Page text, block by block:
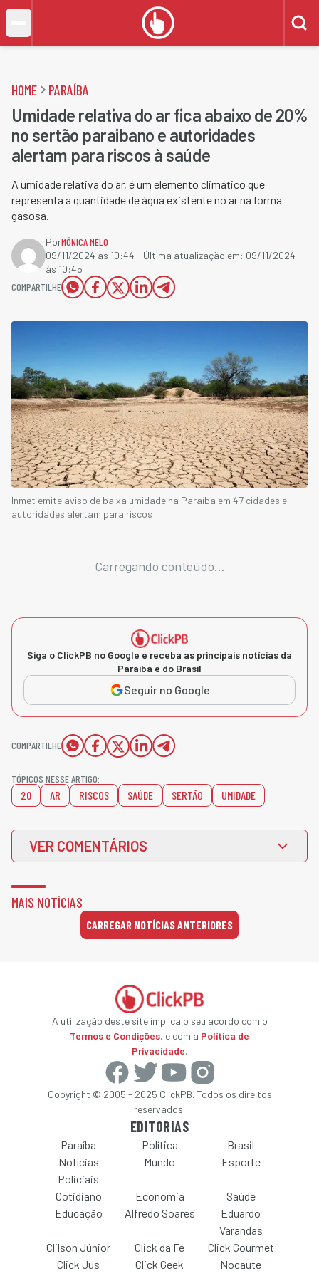
HOME PARAÍBA
Umidade relativa do ar fica abaixo de 20%
no sertão paraibano e autoridades
alertam para riscos à saúde
A umidade relativa do ar, é um elemento climático que
representa a quantidade de água existente no ar na forma
gasosa.
PorMÔNICA MELO
09/11/2024 às 10:44 - Última atualização em: 09/11/2024
às 10:45
COMPARTILHE
Inmet emite aviso de baixa umidade na Paraíba em 47 cidades e
autoridades alertam para riscos
Carregando conteúdo...
Siga o ClickPB no Google e receba as principais notícias da
Paraíba e do Brasil
Seguir no Google
COMPARTILHE
TÓPICOS NESSE ARTIGO:
20 AR RISCOS SAÚDE SERTÃO UMIDADE
VER COMENTÁRIOS
MAIS NOTÍCIAS
CARREGAR NOTÍCIAS ANTERIORES
A utilização deste site implica o seu acordo com o
Termos e Condições, e com a Política de
Privacidade.
Copyright © 2005 - 2025 ClickPB. Todos os direitos
reservados.
EDITORIAS
Paraíba Política
Brasil
Notícias
Policiais
Mundo Esporte
Cotidiano Economia
Saúde
Educação
Alfredo Soares
Eduardo
Varandas
Clilson Júnior
Click da Fé
Click Gourmet
Click Jus
Click Geek Nocaute